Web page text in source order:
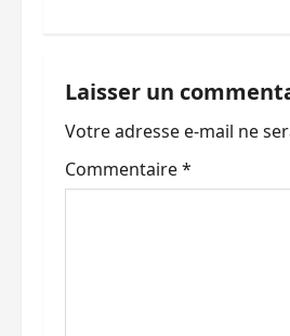
t
i
o
Laisser un
Votre adresse e-mail ne
Commentaire*